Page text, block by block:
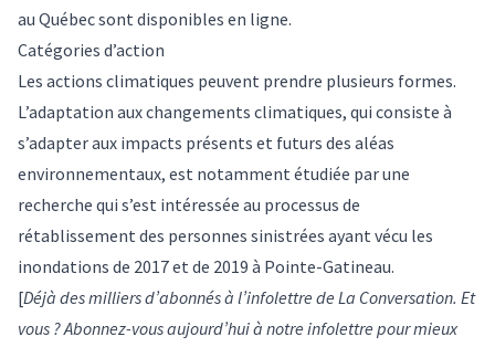
au Québec sont disponibles en ligne.
Catégories d’action
Les actions climatiques peuvent prendre plusieurs formes.
L’adaptation aux changements climatiques, qui consiste à
s’adapter aux impacts présents et futurs des aléas
environnementaux, est notamment étudiée par une
recherche qui s’est intéressée au processus de
rétablissement des personnes sinistrées ayant vécu les
inondations de 2017 et de 2019 à Pointe-Gatineau.
[Déjà des milliers d’abonnés à l’infolettre de La Conversation. Et
vous ? Abonnez-vous aujourd’hui à notre infolettre pour mieux